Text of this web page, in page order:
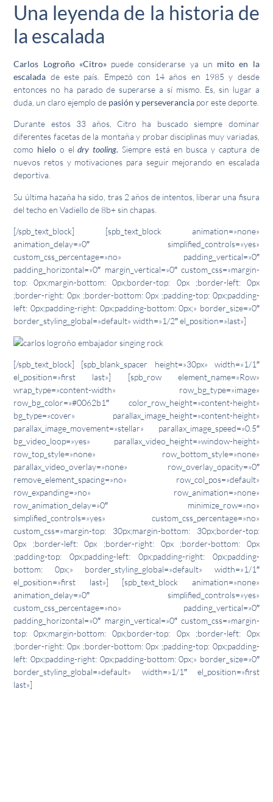
Una leyenda de la historia de
la escalada
Carlos Logroño «Citro»puede considerarse ya un mito en la
escalada de este país. Empezó con 14 años en 1985 y desde
entonces no ha parado de superarse a sí mismo. Es, sin lugar a
duda, un claro ejemplo de pasión y perseverancia por este deporte.
Durante estos 33 años, Citro ha buscado siempre dominar
diferentes facetas de la montaña y probar disciplinas muy variadas,
como hielo o eldry tooling. Siempre está en busca y captura de
nuevos retos y motivaciones para seguir mejorando en escalada
deportiva.
Su última hazaña ha sido, tras 2 años de intentos, liberar una fisura
del techo en Vadiello de 8b+ sin chapas.
[/spb_text_block] [spb_text_block animation=»none»
animation_delay=»0″ simplified_controls=»yes»
custom_css_percentage=»no» padding_vertical=»0″
padding_horizontal=»0″ margin_vertical=»0″ custom_css=»margin-
top: 0px;margin-bottom: 0px;border-top: 0px ;border-left: 0px
;border-right: 0px ;border-bottom: 0px ;padding-top: 0px;padding-
left: 0px;padding-right: 0px;padding-bottom: 0px;» border_size=»0″
border_styling_global=»default» width=»1/2″ el_position=»last»]
[/spb_text_block] [spb_blank_spacer height=»30px» width=»1/1″
el_position=»first last»] [spb_row element_name=»Row»
wrap_type=»content-width» row_bg_type=»image»
row_bg_color=»#0062b1″ color_row_height=»content-height»
bg_type=»cover» parallax_image_height=»content-height»
parallax_image_movement=»stellar» parallax_image_speed=»0.5″
bg_video_loop=»yes» parallax_video_height=»window-height»
row_top_style=»none» row_bottom_style=»none»
parallax_video_overlay=»none» row_overlay_opacity=»0″
remove_element_spacing=»no» row_col_pos=»default»
row_expanding=»no» row_animation=»none»
row_animation_delay=»0″ minimize_row=»no»
simplified_controls=»yes» custom_css_percentage=»no»
custom_css=»margin-top: 30px;margin-bottom: 30px;border-top:
0px ;border-left: 0px ;border-right: 0px ;border-bottom: 0px
;padding-top: 0px;padding-left: 0px;padding-right: 0px;padding-
bottom: 0px;» border_styling_global=»default» width=»1/1″
el_position=»first last»] [spb_text_block animation=»none»
animation_delay=»0″ simplified_controls=»yes»
custom_css_percentage=»no» padding_vertical=»0″
padding_horizontal=»0″ margin_vertical=»0″ custom_css=»margin-
top: 0px;margin-bottom: 0px;border-top: 0px ;border-left: 0px
;border-right: 0px ;border-bottom: 0px ;padding-top: 0px;padding-
left: 0px;padding-right: 0px;padding-bottom: 0px;» border_size=»0″
border_styling_global=»default» width=»1/1″ el_position=»first
last»]